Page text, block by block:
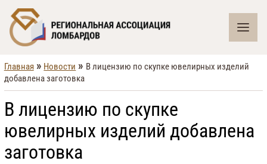
Главная » Новости » В лицензию по скупке ювелирных изделий
добавлена заготовка
В лицензию по скупке
ювелирных изделий добавлена
заготовка